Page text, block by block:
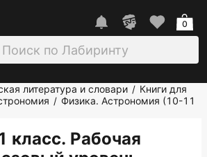
0
литература и словари / Книги для
/ Физика. Астрономия (10-11
класс. Рабочая